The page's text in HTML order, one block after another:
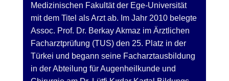
Medizinischen Fakultät der Ege-Universität
mit dem Titel als Arzt ab. Im Jahr 2010 belegte
Assoc. Prof. Dr. Berkay Akmaz im Ärztlichen
Facharztprüfung (TUS) den 25. Platz in der
Türkei und begann seine Facharztausbildung
in der Abteilung für Augenheilkunde und